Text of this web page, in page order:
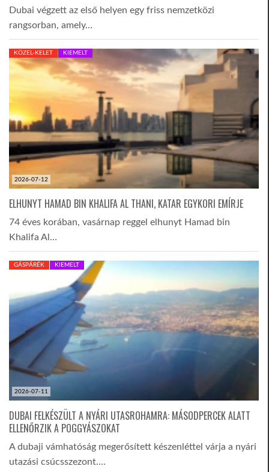
Dubai végzett az első helyen egy friss nemzetközi
rangsorban, amely…
2026-07-12
KÖZEL-KELET KIEMELT
ELHUNYT HAMAD BIN KHALIFA AL THANI, KATAR EGYKORI EMÍRJE
74 éves korában, vasárnap reggel elhunyt Hamad bin
Khalifa Al…
2026-07-11
GÁSPÁRÉK KIEMELT
DUBAI FELKÉSZÜLT A NYÁRI UTASROHAMRA: MÁSODPERCEK ALATT
ELLENŐRZIK A POGGYÁSZOKAT
A dubaji vámhatóság megerősített készenléttel várja a nyári
utazási csúcsszezont.…